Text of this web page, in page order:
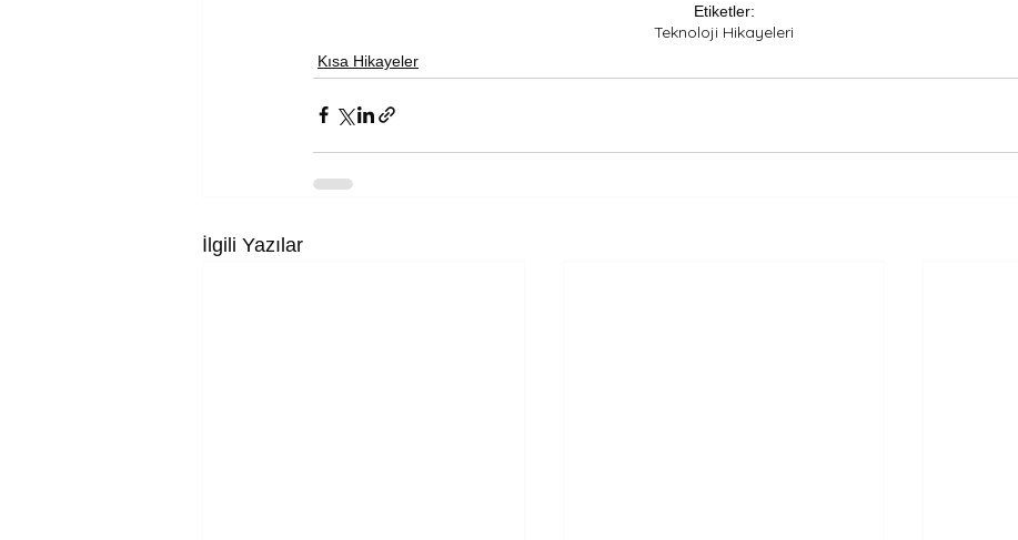
Etiketler:
Teknoloji Hikayeleri
Kısa Hikayeler
İlgili Yazılar